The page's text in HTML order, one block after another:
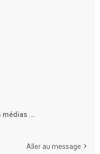
médias ...
Aller au message